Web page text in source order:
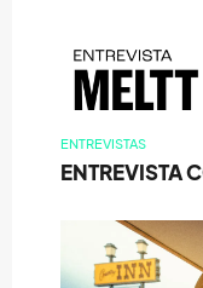
ENTREVISTAS
ENTREVISTA